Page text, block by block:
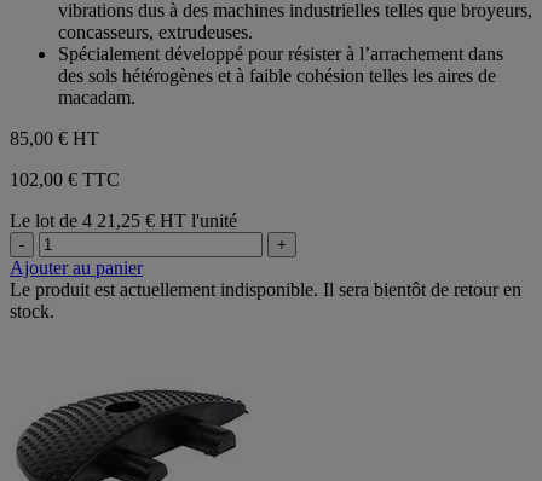
vibrations dus à des machines industrielles telles que broyeurs,
concasseurs, extrudeuses.
Spécialement développé pour résister à l’arrachement dans
des sols hétérogènes et à faible cohésion telles les aires de
macadam.
85,00 € HT
102,00 € TTC
Le lot de 4 21,25 € HT l'unité
- +
Ajouter au panier
Le produit est actuellement indisponible. Il sera bientôt de retour en
stock.